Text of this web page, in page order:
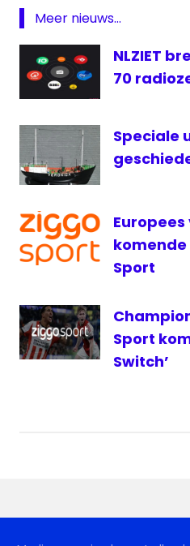
Basel-
PSV
live
PSV
PSV
Manchester
United -
PSV live
PSV
live
radio
1
Veronica
Meer nieuws...
NLZIET
70
Speciale
Sport
Sport
Switch’